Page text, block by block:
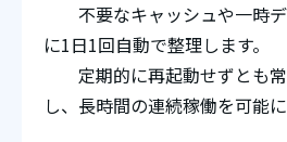
不要なキャッシュや一時デ
に1日1回自動で整理します。
定期的に再起動せずとも常
し、長時間の連続稼働を可能に